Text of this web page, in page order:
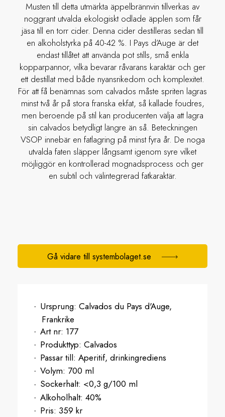
Gå vidare till systembolaget.se
Musten till detta utmärkta äppelbrännvin tillverkas av
noggrant utvalda ekologiskt odlade äpplen som får
jäsa till en torr cider. Denna cider destilleras sedan till
en alkoholstyrka på 40-42 %. I Pays d’Auge är det
endast tillåtet att använda pot stills, små enkla
kopparpannor, vilka bevarar råvarans karaktär och ger
ett destillat med både nyansrikedom och komplexitet.
För att få benämnas som calvados måste spriten lagras
minst två år på stora franska ekfat, så kallade foudres,
men beroende på stil kan producenten välja att lagra
sin calvados betydligt längre än så. Beteckningen
VSOP innebär en fatlagring på minst fyra år. De noga
utvalda faten släpper långsamt igenom syre vilket
möjliggör en kontrollerad mognadsprocess och ger
en subtil och välintegrerad fatkaraktär.
Ursprung: Calvados du Pays d'Auge,
Frankrike
Art nr: 177
Produkttyp: Calvados
Passar till: Aperitif, drinkingrediens
Volym: 700 ml
Sockerhalt: <0,3 g/100 ml
Alkoholhalt: 40%
Pris: 359 kr